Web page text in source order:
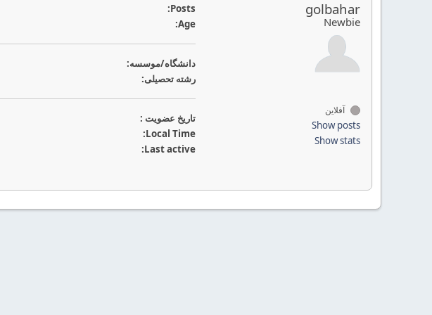
golbahar
Newbie
آفلاین
Show posts
Show stats
Posts:
Age:
دانشگاه/موسسه:
رشته تحصیلی:
تاريخ عضويت :
Local Time:
Last active: